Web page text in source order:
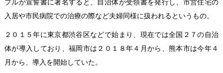
プルが宣誓書に署名すると、自治体が受領書を発行し、市営住宅の
入居や市民病院での治療の際など夫婦同様に扱われるというもの。
２０１５年に東京都渋谷区などで始まり、現在では全国２７の自治
体が導入しており、福岡市は２０１８年４月から、熊本市は今年４
月から、導入を開始していた。